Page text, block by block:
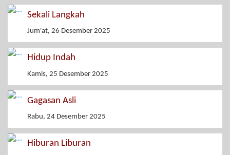
Sekali Langkah
Jum'at, 26 Desember 2025
Hidup Indah
Kamis, 25 Desember 2025
Gagasan Asli
Rabu, 24 Desember 2025
Hiburan Liburan